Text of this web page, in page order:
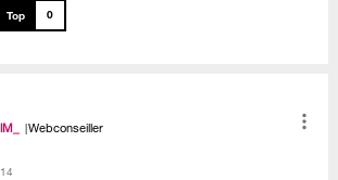
0
Webconseiller